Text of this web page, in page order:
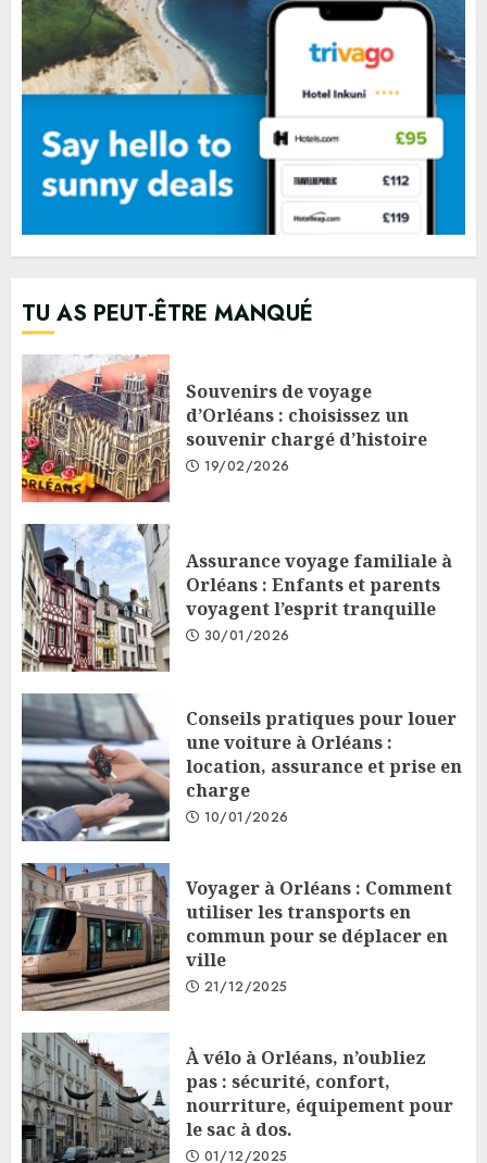
TU AS PEUT-ÊTRE MANQUÉ
Souvenirs de voyage
d’Orléans : choisissez un
souvenir chargé d’histoire
19/02/2026
Assurance voyage familiale à
Orléans : Enfants et parents
voyagent l’esprit tranquille
30/01/2026
Conseils pratiques pour louer
une voiture à Orléans :
location, assurance et prise en
charge
10/01/2026
Voyager à Orléans : Comment
utiliser les transports en
commun pour se déplacer en
ville
21/12/2025
À vélo à Orléans, n’oubliez
pas : sécurité, confort,
nourriture, équipement pour
le sac à dos.
01/12/2025